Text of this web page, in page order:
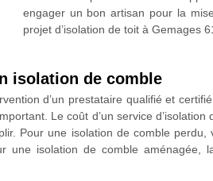
engager un bon artisan pour la
projet d’isolation de toit à Gemages
isolation de comble
d’un prestataire qualifié et
Le coût d’un service d’isolation
Pour une isolation de comble perdu,
une isolation de comble aménagée,